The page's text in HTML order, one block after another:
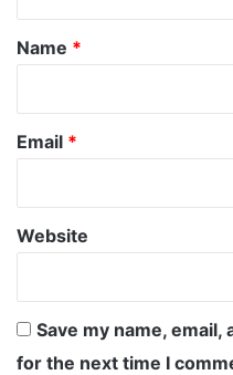
*
Name *
Email *
Website
Save my name,
for the next time I